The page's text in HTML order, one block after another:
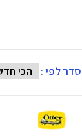
סדר לפי :